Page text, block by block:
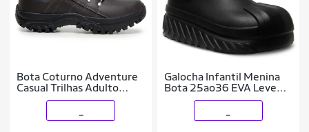
Bota Coturno Adventure
Casual Trilhas Adulto
Confortável
Galocha Infantil Menina
Bota 25ao36 EVA Leve
09.64